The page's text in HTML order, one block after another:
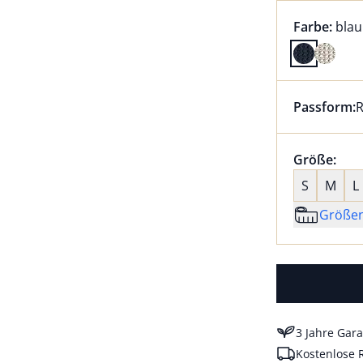
Farbe:
Farbe
Dieser
Passform:
Größe:
S
M L
3 Jahre
Kostenlose